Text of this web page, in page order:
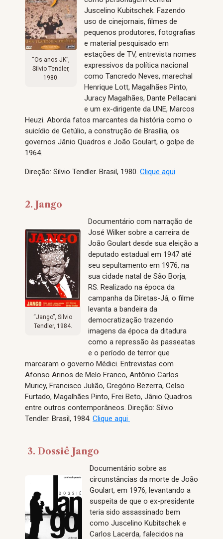
“Os anos JK”,
Silvio Tendler,
1980.
Juscelino Kubitschek. Fazendo
uso de cinejornais, filmes de
pequenos produtores, fotografias
e material pesquisado em
estações de TV, entrevista nomes
expressivos da política nacional
como Tancredo Neves, marechal
Henrique Lott, Magalhães Pinto,
Juracy Magalhães, Dante Pellacani
e um ex-dirigente da UNE, Marcos
Heuzi. Aborda fatos marcantes da história como o
suicídio de Getúlio, a construção de Brasília, os
governos Jânio Quadros e João Goulart, o golpe de
1964.
Direção: Silvio Tendler. Brasil, 1980. Clique aqui
2. Jango
“Jango”, Silvio
Tendler, 1984.
Documentário com narração de
José Wilker sobre a carreira de
João Goulart desde sua eleição a
deputado estadual em 1947 até
seu sepultamento em 1976, na
sua cidade natal de São Borja,
RS. Realizado na época da
campanha da Diretas-Já, o filme
levanta a bandeira da
democratização trazendo
imagens da época da ditadura
como a repressão às passeatas
e o período de terror que
marcaram o governo Médici. Entrevistas com
Afonso Arinos de Melo Franco, Antônio Carlos
Muricy, Francisco Julião, Gregório Bezerra, Celso
Furtado, Magalhães Pinto, Frei Beto, Jânio Quadros
entre outros contemporâneos. Direção: Silvio
Tendler. Brasil, 1984. Clique aqui
3. Dossiê Jango
Documentário sobre as
circunstâncias da morte de João
Goulart, em 1976, levantando a
suspeita de que o ex-presidente
teria sido assassinado bem
como Juscelino Kubitschek e
Carlos Lacerda, falecidos na